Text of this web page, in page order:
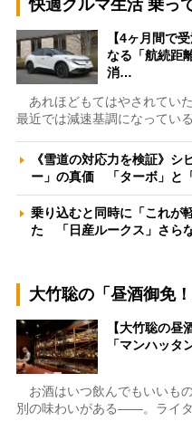
快適クルマ生活 乗っ
【4ヶ月間で
なる「航続距
消…
あれほどもてはやされてい
最近では減速基調になってい
《雪道の対応力を検証》シ
ー」の真価 「ターボ」と
乗り込むと同時に「これが
た 「日産ルークス」さら
大竹聡の「昼酒御免！
【大竹聡の昼
「マンハッ
お酒はいつ飲んでもいいも
別の味わいがある――。ライ